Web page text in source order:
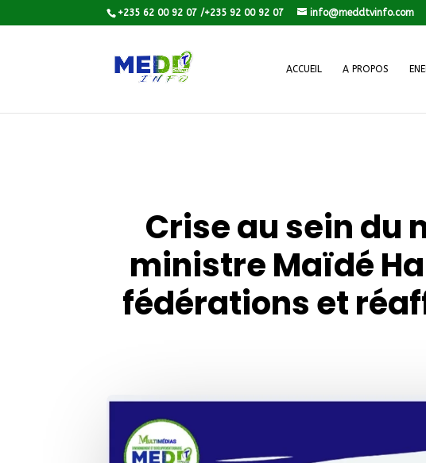
+235 62 00 92 07 /+235 92 00 92 07 info@meddtvinfo.com
ACCUEIL A PROPOS
Crise au sein du
ministre Maïdé
fédérations et